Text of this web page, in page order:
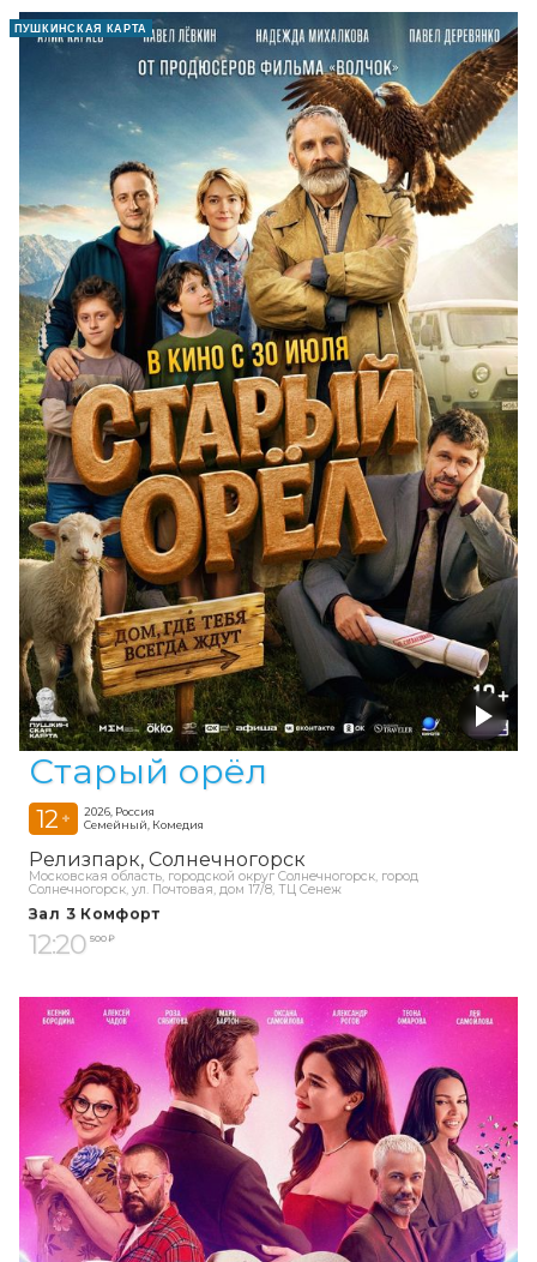
ПУШКИНСКАЯ КАРТА
Старый орёл
12 +
2026, Россия
Семейный, Комедия
Релизпарк Солнечногорск
Московская область, городской округ Солнечногорск, город
Солнечногорск, ул. Почтовая, дом 17/8, ТЦ Сенеж
Зал 3 Комфорт
12:20 500 ₽